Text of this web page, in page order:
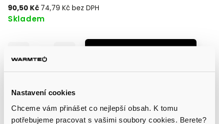
Nastavení cookies
Chceme vám přinášet co nejlepší obsah. K tomu
potřebujeme pracovat s vašimi soubory cookies. Berete?
90,50 Kč 74,79 Kč bez DPH
Skladem